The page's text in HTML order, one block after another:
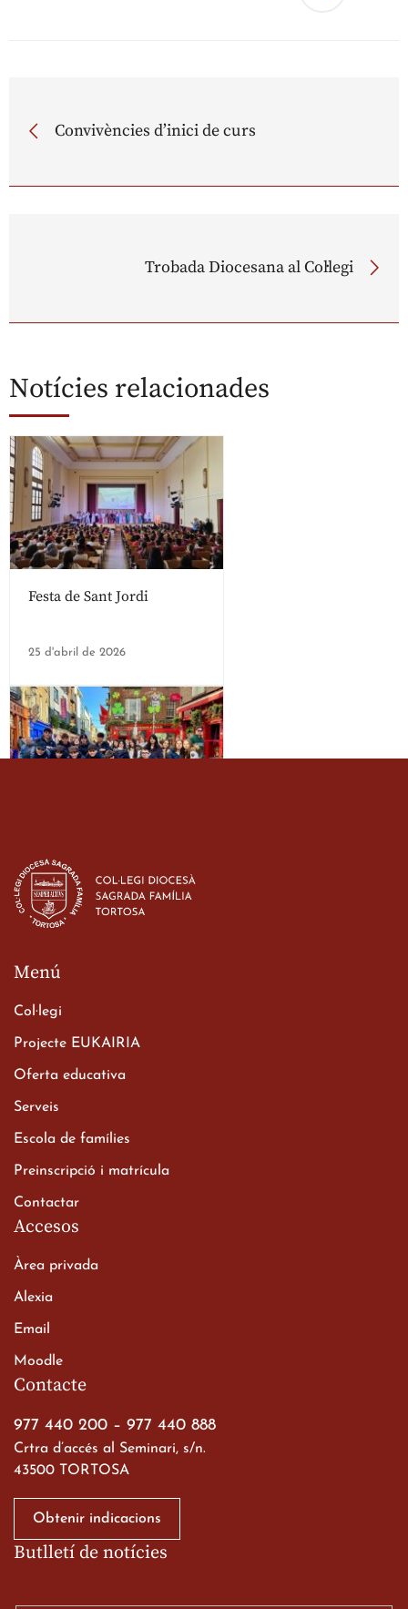
Convivències d’inici de curs
Trobada Diocesana al Col·legi
Notícies relacionades
Festa de Sant Jordi
25 d'abril de 2026
d’ESO-BSD a Irlanda
23 de març de 2026
Xerrada del Sr. Bisbe als
Batxillerat
a les ciutats imperials
Contacte
977 440 200 – 977 440 888
Crtra d’accés al Seminari, s/n.
43500 TORTOSA
Obtenir indicacions
Menú
Col·legi
Projecte EUKAIRIA
Oferta educativa
Serveis
Escola de famílies
Preinscripció i matrícula
Contactar
Accesos
Àrea privada
Alexia
Email
Moodle
Butlletí de notícies